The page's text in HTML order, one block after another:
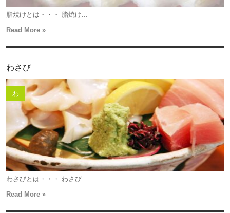
脂焼けとは・・・ 脂焼け...
Read More »
わさび
わ
わさびとは・・・ わさび...
Read More »